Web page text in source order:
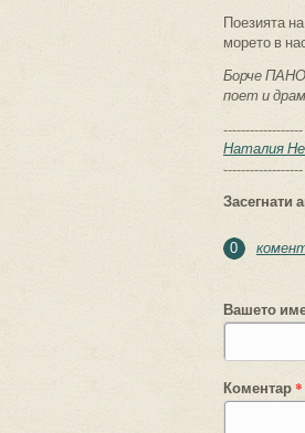
Поезията
морето в
Борче
поет и
------------------
Наталия
------------------
Засегнати
0
Вашето
Коментар*